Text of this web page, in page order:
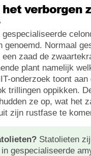
verborgen
genoemd. Normaal
zaad de
plant namelijk
onderzoek toont aan
trillingen oppikken.
ze op, wat het
zijn rustfase te
Statolieten
gespecialiseerde